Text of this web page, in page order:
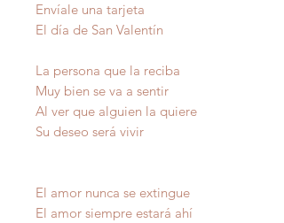
Envíale una tarjeta
El día de San Valentín
La persona que la reciba
Muy bien se va a sentir
Al ver que alguien la quiere
Su deseo será vivir
El amor nunca se extingue
El amor siempre estará ahí